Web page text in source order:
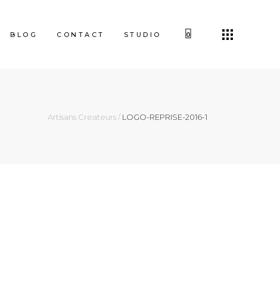
BLOG CONTACT STUDIO 0
Artisans Createurs/ LOGO-REPRISE-2016-1